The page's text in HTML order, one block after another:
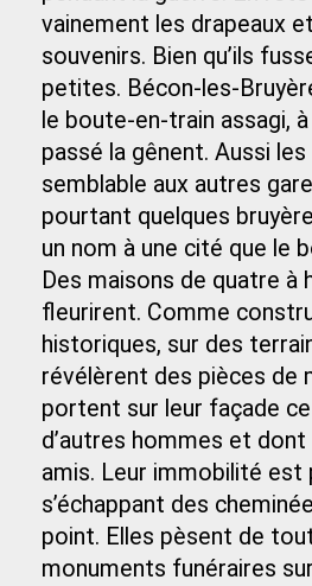
vainement les drapeaux
souvenirs. Bien qu’ils
petites. Bécon-les-
le boute-en-train assagi,
passé la gênent. Aussi
semblable aux autres
pourtant quelques
un nom à une cité que le
Des maisons de quatre
fleurirent. Comme
historiques, sur des
révélèrent des pièces de
portent sur leur façade
d’autres hommes et
amis. Leur immobilité est
s’échappant des
point. Elles pèsent de
monuments funéraires